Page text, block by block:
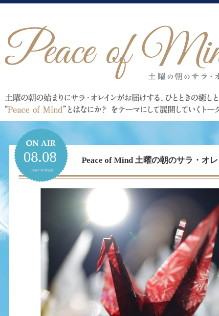
08.08 Peace of Mind 土曜の朝のサラ・オ